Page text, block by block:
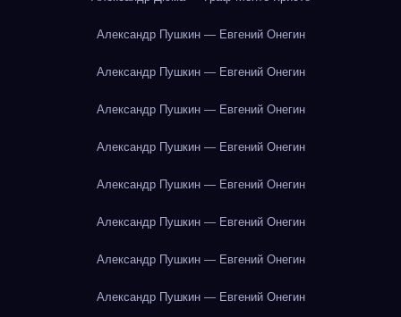
Александр Пушкин — Евгений Онегин
Александр Пушкин — Евгений Онегин
Александр Пушкин — Евгений Онегин
Александр Пушкин — Евгений Онегин
Александр Пушкин — Евгений Онегин
Александр Пушкин — Евгений Онегин
Александр Пушкин — Евгений Онегин
Александр Пушкин — Евгений Онегин